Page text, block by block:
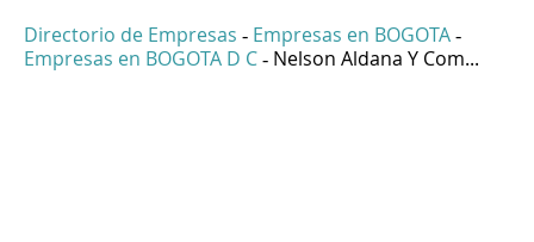
Directorio de Empresas - Empresas en BOGOTA -
Empresas en BOGOTA D C - Nelson Aldana Y Com...